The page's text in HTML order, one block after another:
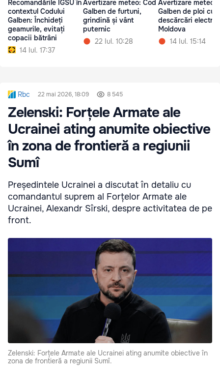
Recomandările IGSU în
contextul Codului
Galben: Închideți
geamurile, evitați
copacii bătrâni
14 Iul. 17:37
Avertizare meteo: Cod
Galben de furtuni,
grindină și vânt
puternic
22 Iul. 10:28
Avertizare meteo:
Galben de ploi cu
descărcări
Moldova
14 Iul. 15:14
Rbc 22 mai 2026, 18:09 8 545
Zelenski: Forțele Armate ale
Ucrainei ating anumite obiective
în zona de frontieră a regiunii
Sumî
Președintele Ucrainei a discutat în detaliu cu
comandantul suprem al Forțelor Armate ale
Ucrainei, Alexandr Sîrski, despre activitatea de pe
front.
Zelenski: Forțele Armate ale Ucrainei ating anumite obiective în
zona de frontieră a regiunii Sumî.